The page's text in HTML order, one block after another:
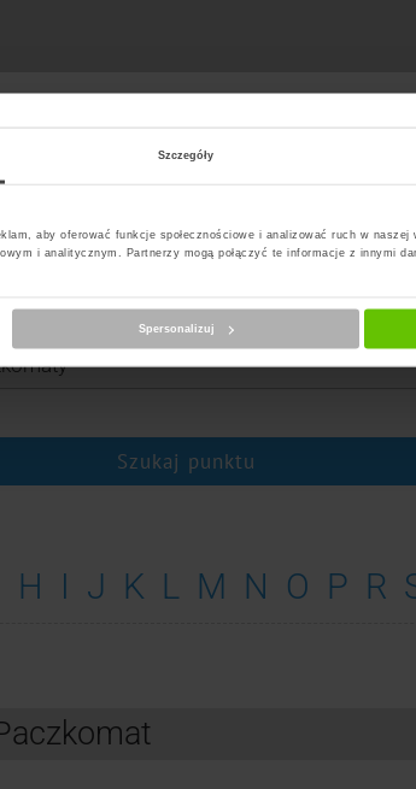
Szczegóły
aby oferować funkcje społecznościowe i analizować ruch w
i analitycznym. Partnerzy mogą połączyć te informacje z innymi
Spersonalizuj
Szukaj punktu
H I J K L M N O P R